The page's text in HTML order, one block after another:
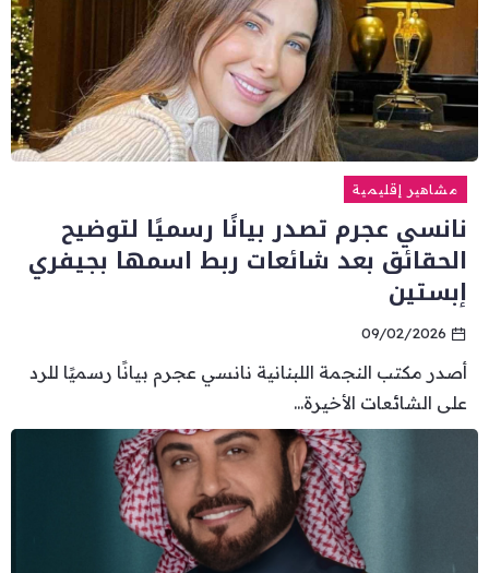
مشاهير إقليمية
نانسي عجرم تصدر بيانًا رسميًا لتوضيح
الحقائق بعد شائعات ربط اسمها بجيفري
إبستين
09/02/2026
أصدر مكتب النجمة اللبنانية نانسي عجرم بيانًا رسميًا للرد
على الشائعات الأخيرة...